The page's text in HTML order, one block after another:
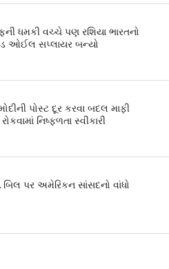
ધમકી વચ્ચે પણ રશિયા ભારતનો
ઓઈલ સપ્લાયર બન્યો
પોસ્ટ દૂર કરવા બદલ માફી
નિષ્ફળતા સ્વીકારી
બિલ પર અમેરિકન સાંસદનો વાંધો